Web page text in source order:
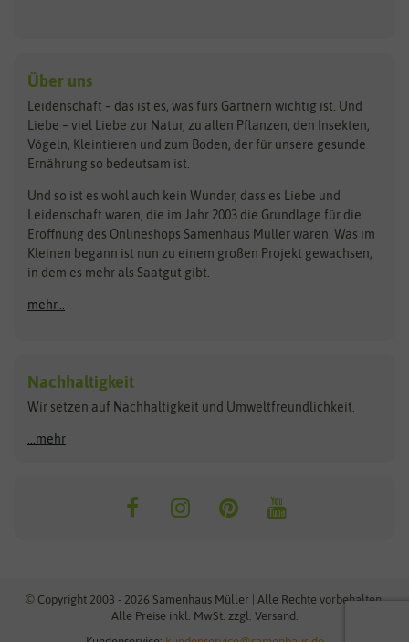
Kräutersamen
Obstsamen
Pilzbrut
Rasensamen
Steckzwiebeln
Zimmer & Kübelpflanzen
Kataloge
Schnäppchen
Anzucht & Gartenzubehör
Anzuchtschalen
Heizmatte & Heizkabel
Kokos-Quelltabletten
Zimmergewächshaus
Maissamen
Benary
Bingenheimer Saatgut
Bionana
BIOWOL
Blumicorn
Bûten Birds
Carl Pabst
Dürr-Samen
Feldsaaten Freudenberger
Fertil
Flora Elite
Florissa
Flortis
Franchi Sementi
Hortitops
JUB Holland
Küpper
Über uns
Leidenschaft – das ist es, was fürs Gärtnern wichtig ist. Und
Liebe – viel Liebe zur Natur, zu allen Pflanzen, den Insekten,
Vögeln, Kleintieren und zum Boden, der für unsere gesunde
Ernährung so bedeutsam ist.
Und so ist es wohl auch kein Wunder, dass es Liebe und
Leidenschaft waren, die im Jahr 2003 die Grundlage für die
Eröffnung des Onlineshops Samenhaus Müller waren. Was im
Kleinen begann ist nun zu einem großen Projekt gewachsen,
in dem es mehr als Saatgut gibt.
mehr...
Nachhaltigkeit
Wir setzen auf Nachhaltigkeit und Umweltfreundlichkeit.
...mehr
© Copyright 2003 - 2026 Samenhaus Müller | Alle Rechte vorbehalten.
Alle Preise inkl. MwSt. zzgl. Versand.